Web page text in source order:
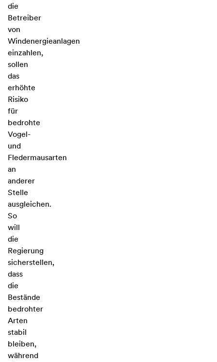
die
Betreiber
von
Windenergieanlagen
einzahlen,
sollen
das
erhöhte
Risiko
für
bedrohte
Vogel-
und
Fledermausarten
an
anderer
Stelle
ausgleichen.
So
will
die
Regierung
sicherstellen,
dass
die
Bestände
bedrohter
Arten
stabil
bleiben,
während